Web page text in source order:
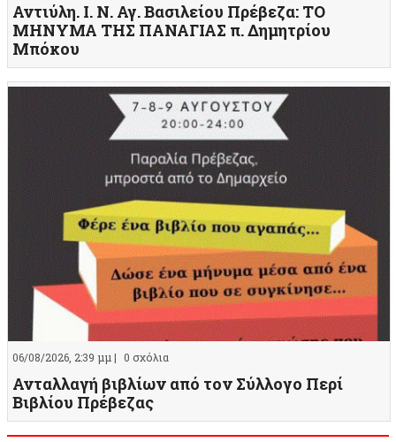
Αντιύλη. Ι. Ν. Αγ. Βασιλείου Πρέβεζα: ΤΟ
ΜΗΝΥΜΑ ΤΗΣ ΠΑΝΑΓΙΑΣ π. Δημητρίου
Μπόκου
06/08/2026, 2:39 μμ | 0 σχόλια
Ανταλλαγή βιβλίων από τον Σύλλογο Περί
Βιβλίου Πρέβεζας